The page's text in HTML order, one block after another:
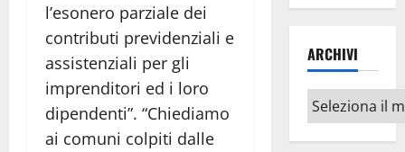
l’esonero parziale dei
contributi previdenziali e
assistenziali per gli
imprenditori ed i loro
dipendenti”. “Chiediamo
ai comuni colpiti dalle
ARCHIVI
Archivi